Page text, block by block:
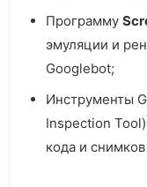
Программу
эмуляции и
Googlebot;
Инструменты
Inspection
кода и